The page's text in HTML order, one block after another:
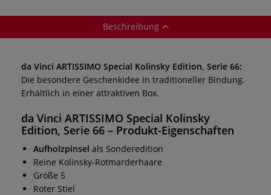
Beschreibung
da Vinci ARTISSIMO Special Kolinsky Edition, Serie 66:
Die besondere Geschenkidee in traditioneller Bindung.
Erhältlich in einer attraktiven Box.
da Vinci ARTISSIMO Special Kolinsky
Edition, Serie 66 – Produkt-Eigenschaften
Aufholzpinsel als Sonderedition
Reine Kolinsky-Rotmarderhaare
Größe 5
Roter Stiel